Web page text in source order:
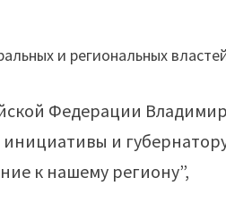
и региональных
Федерации
и
к нашему региону”,